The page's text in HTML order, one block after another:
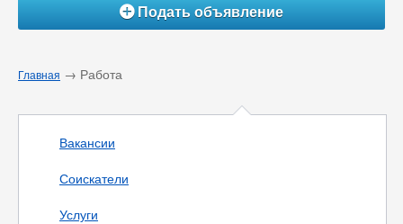
ÁПодать объявление
Главная → Работа
Вакансии
Соискатели
Услуги